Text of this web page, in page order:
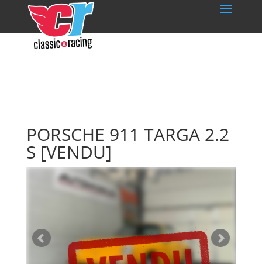
PORSCHE 911 TARGA 2.2
S [VENDU]